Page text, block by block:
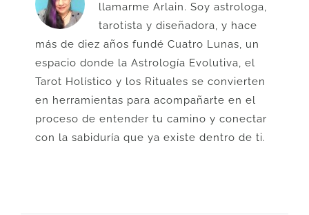
llamarme Arlain. Soy astrologa,
tarotista y diseñadora, y hace
más de diez años fundé Cuatro Lunas, un
espacio donde la Astrología Evolutiva, el
Tarot Holístico y los Rituales se convierten
en herramientas para acompañarte en el
proceso de entender tu camino y conectar
con la sabiduría que ya existe dentro de ti.